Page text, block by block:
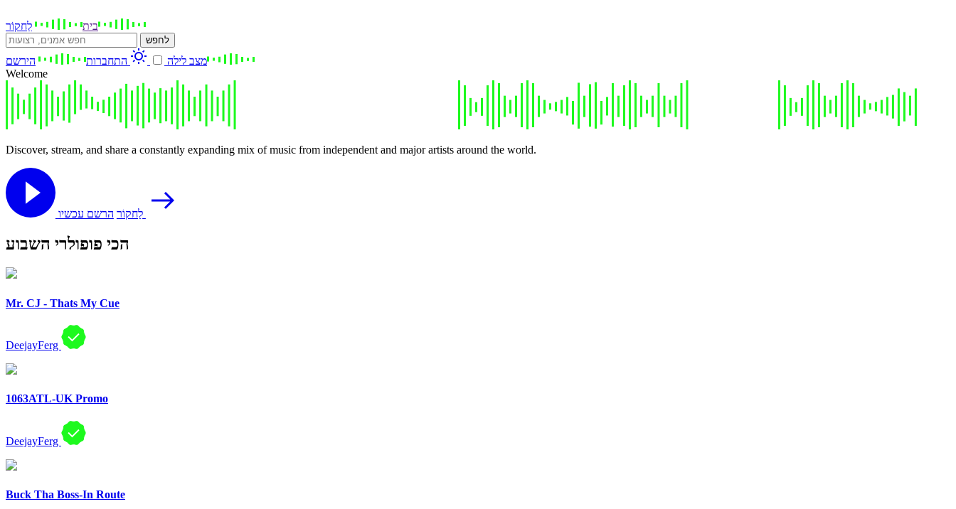
בית לַחקוֹר
לחפש
מצב לילה התחברות
הירשם
Welcome
Discover, stream, and share a constantly expanding mix of music from independent and major artists around the world.
לַחקוֹרהרשם עכשיו
הכי פופולרי השבוע
Mr. CJ - Thats My Cue
DeejayFerg
1063ATL-UK Promo
DeejayFerg
Buck Tha Boss-In Route